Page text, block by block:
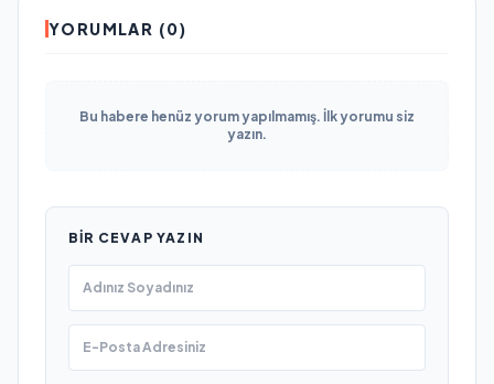
YORUMLAR (0)
Bu habere henüz yorum yapılmamış. İlk yorumu siz
yazın.
BIR CEVAP YAZIN